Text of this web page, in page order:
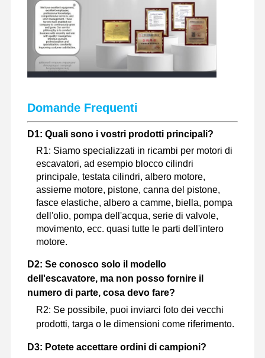
Domande Frequenti
D1: Quali sono i vostri prodotti principali?
R1: Siamo specializzati in ricambi per motori di
escavatori, ad esempio blocco cilindri
principale, testata cilindri, albero motore,
assieme motore, pistone, canna del pistone,
fasce elastiche, albero a camme, biella, pompa
dell'olio, pompa dell'acqua, serie di valvole,
movimento, ecc. quasi tutte le parti dell'intero
motore.
D2: Se conosco solo il modello
dell'escavatore, ma non posso fornire il
numero di parte, cosa devo fare?
R2: Se possibile, puoi inviarci foto dei vecchi
prodotti, targa o le dimensioni come riferimento.
D3: Potete accettare ordini di campioni?